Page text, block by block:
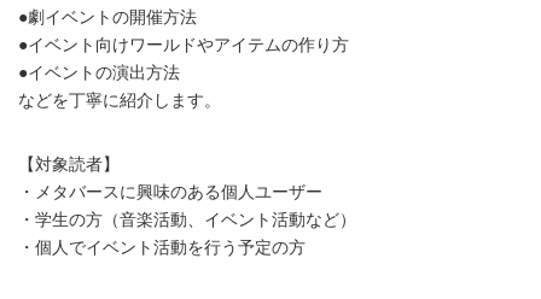
●劇イベントの開催方法
●イベント向けワールドやアイテムの作り方
●イベントの演出方法
などを丁寧に紹介します。
【対象読者】
・メタバースに興味のある個人ユーザー
・学生の方（音楽活動、イベント活動など）
・個人でイベント活動を行う予定の方